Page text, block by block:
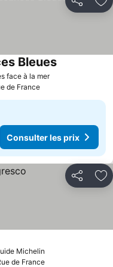
Partager
face à la mer
Bleues
de France
Consulter les prix
Partager
Michelin
de France